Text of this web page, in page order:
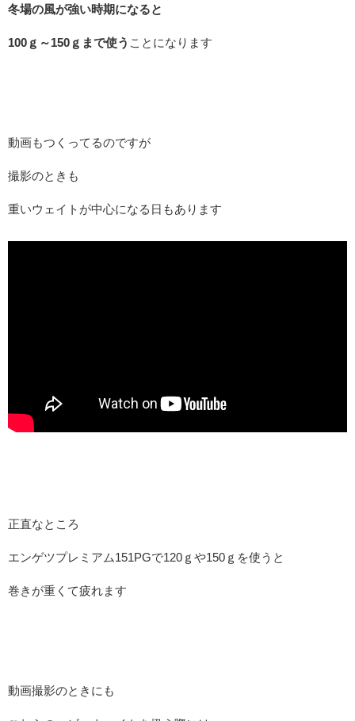
冬場の風が強い時期になると
100ｇ～150ｇまで使う ことになります
動画もつくってるのですが
撮影のときも
重いウェイトが中心になる日もあります
正直なところ
エンゲツプレミアム151PGで120ｇや150ｇを使うと
巻きが重くて疲れます
動画撮影のときにも